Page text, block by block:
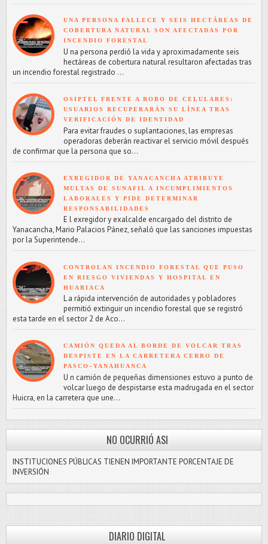
UNA PERSONA FALLECE Y SEIS HECTÁREAS DE
COBERTURA NATURAL SON AFECTADAS POR
INCENDIO FORESTAL
U na persona perdió la vida y aproximadamente seis
hectáreas de cobertura natural resultaron afectadas tras
un incendio forestal registrado ...
OSIPTEL FRENTE A ROBO DE CELULARES:
USUARIOS RECUPERARÁN SU LÍNEA TRAS
VERIFICACIÓN DE IDENTIDAD
Para evitar fraudes o suplantaciones, las empresas
operadoras deberán reactivar el servicio móvil después
de confirmar que la persona que so...
EXREGIDOR DE YANACANCHA ATRIBUYE
MULTAS DE SUNAFIL A INCUMPLIMIENTOS
LABORALES Y PIDE DETERMINAR
RESPONSABILIDADES
E l exregidor y exalcalde encargado del distrito de
Yanacancha, Mario Palacios Pánez, señaló que las sanciones impuestas
por la Superintende...
CONTROLAN INCENDIO FORESTAL QUE PUSO
EN RIESGO VIVIENDAS Y HOSPITAL EN
HUARIACA
L a rápida intervención de autoridades y pobladores
permitió extinguir un incendio forestal que se registró
esta tarde en el sector 2 de Aco...
CAMIÓN QUEDA AL BORDE DE VOLCAR TRAS
DESPISTE EN LA CARRETERA CERRO DE
PASCO–YANAHUANCA
U n camión de pequeñas dimensiones estuvo a punto de
volcar luego de despistarse esta madrugada en el sector
Huicra, en la carretera que une...
NO OCURRIÓ ASI
INSTITUCIONES PÚBLICAS TIENEN IMPORTANTE PORCENTAJE DE
INVERSIÓN
DIARIO DIGITAL